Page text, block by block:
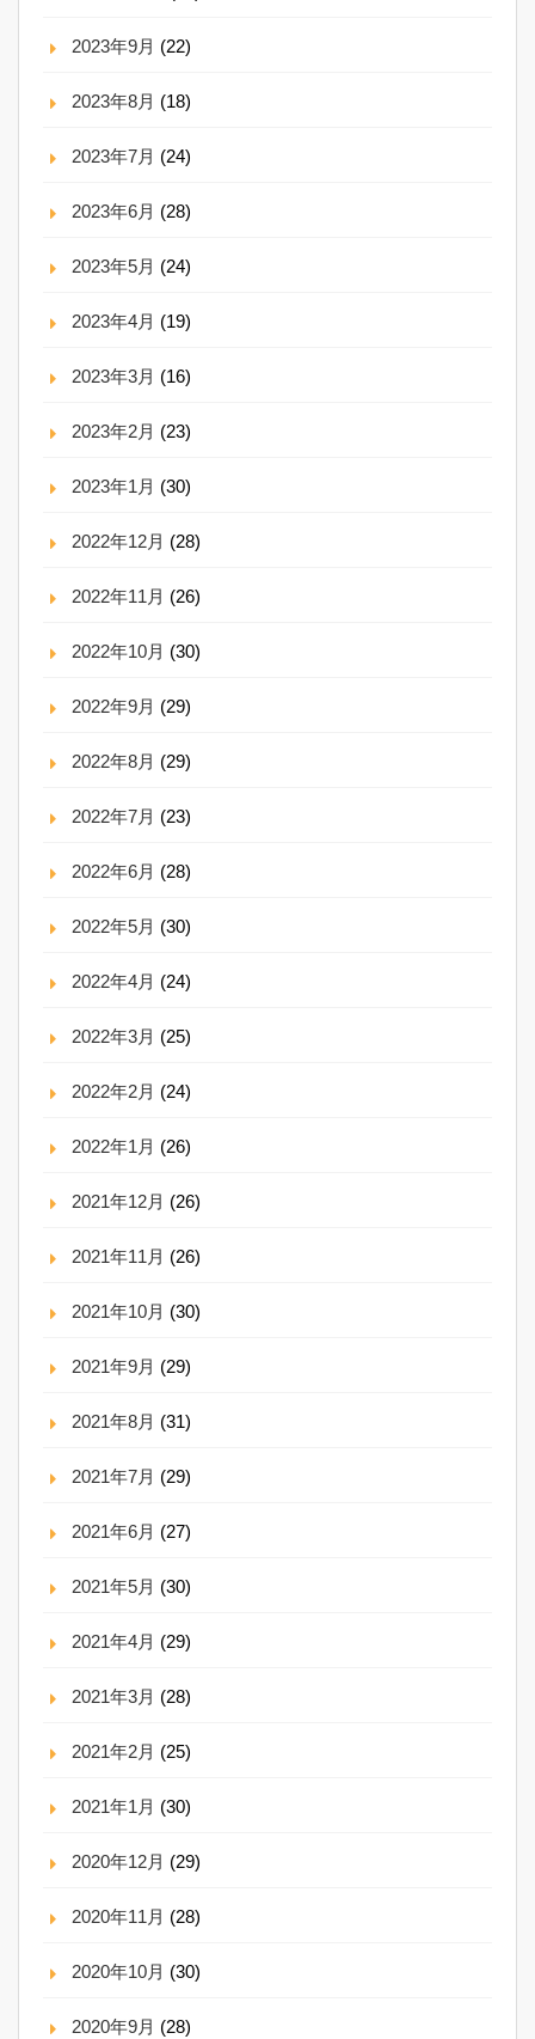
2023年9月 (22)
2023年8月 (18)
2023年7月 (24)
2023年6月 (28)
2023年5月 (24)
2023年4月 (19)
2023年3月 (16)
2023年2月 (23)
2023年1月 (30)
2022年12月 (28)
2022年11月 (26)
2022年10月 (30)
2022年9月 (29)
2022年8月 (29)
2022年7月 (23)
2022年6月 (28)
2022年5月 (30)
2022年4月 (24)
2022年3月 (25)
2022年2月 (24)
2022年1月 (26)
2021年12月 (26)
2021年11月 (26)
2021年10月 (30)
2021年9月 (29)
2021年8月 (31)
2021年7月 (29)
2021年6月 (27)
2021年5月 (30)
2021年4月 (29)
2021年3月 (28)
2021年2月 (25)
2021年1月 (30)
2020年12月 (29)
2020年11月 (28)
2020年10月 (30)
2020年9月 (28)